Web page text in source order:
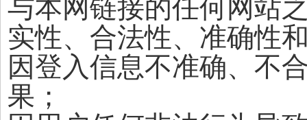
与本网链接的任何网站
实性、合法性、准确性
因登入信息不准确、不
果；